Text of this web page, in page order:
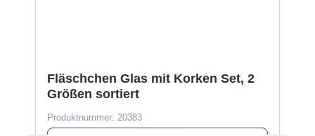
Fläschchen Glas mit Korken Set, 2
Größen sortiert
Produktnummer: 20383